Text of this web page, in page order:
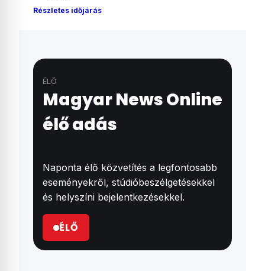
Részletes időjárás
ÉLŐ
Magyar News Online
élő adás
Naponta élő közvetítés a legfontosabb
eseményekről, stúdióbeszélgetésekkel
és helyszíni bejelentkezésekkel.
ÉLŐ